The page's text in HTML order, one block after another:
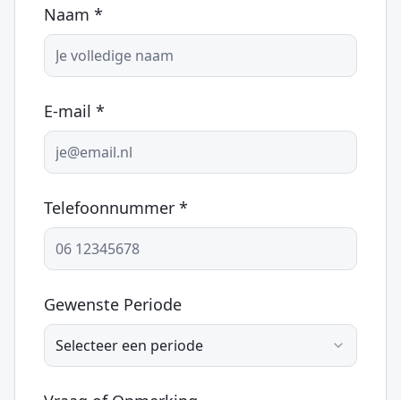
Naam *
E-mail *
Telefoonnummer *
Gewenste Periode
Selecteer een periode